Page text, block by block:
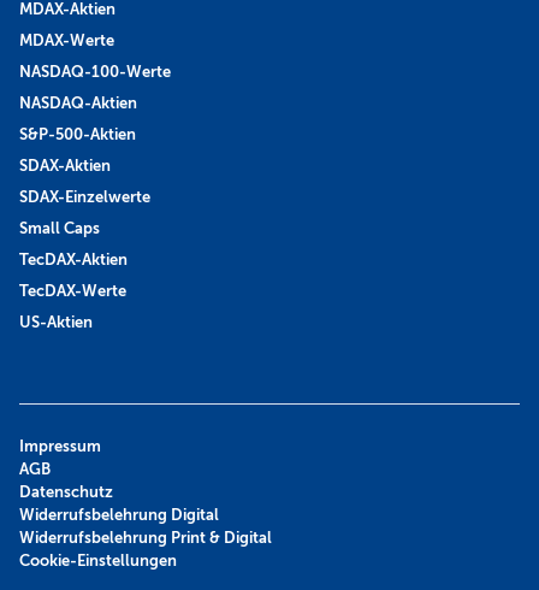
MDAX-Aktien
MDAX-Werte
NASDAQ-100-Werte
NASDAQ-Aktien
S&P-500-Aktien
SDAX-Aktien
SDAX-Einzelwerte
Small Caps
TecDAX-Aktien
TecDAX-Werte
US-Aktien
Impressum
AGB
Datenschutz
Widerrufsbelehrung Digital
Widerrufsbelehrung Print & Digital
Cookie-Einstellungen